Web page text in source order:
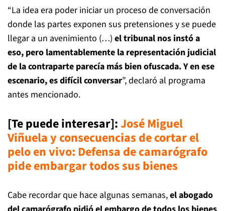
“La idea era poder iniciar un proceso de conversación
donde las partes exponen sus pretensiones y se puede
llegar a un avenimiento (…) el tribunal nos instó a
eso, pero lamentablemente la representación judicial
de la contraparte parecía más bien ofuscada. Y en ese
escenario, es difícil conversar”, declaró al programa
antes mencionado.
[Te puede interesar]:José Miguel
Viñuela y consecuencias de cortar el
pelo en vivo: Defensa de camarógrafo
pide embargar todos sus bienes
Cabe recordar que hace algunas semanas,el abogado